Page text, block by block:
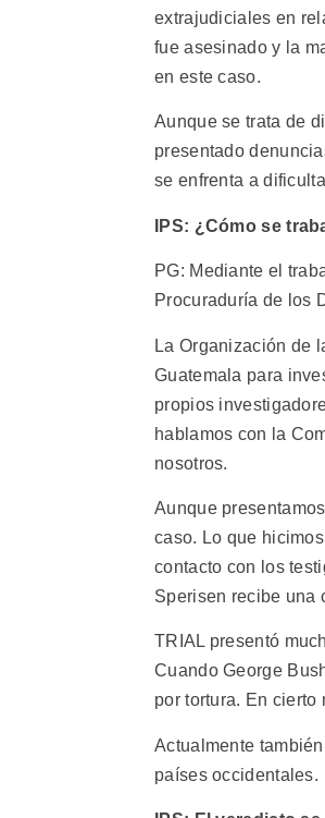
extrajudiciales en
fue asesinado y la
en este caso.
Aunque se trata de
presentado
se enfrenta a
IPS: ¿Cómo se
PG: Mediante el
Procuraduría de los
La Organización de
Guatemala para
propios
hablamos con la
nosotros.
Aunque
caso. Lo que
contacto con los
Sperisen recibe una
TRIAL presentó
Cuando George
por tortura. En
Actualmente
países occidentales.